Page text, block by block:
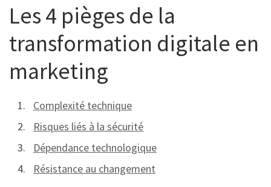
Les 4 pièges de la
transformation digitale en
marketing
Complexité technique
Risques liés à la sécurité
Dépendance technologique
Résistance au changement